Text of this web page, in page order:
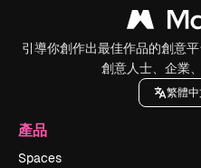
引導你創作出最佳作品的創意
創意人士、企業
繁體中
產品
Spaces